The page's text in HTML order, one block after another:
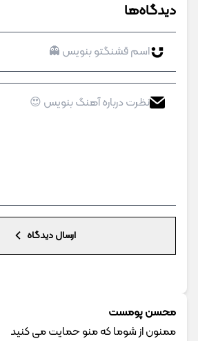
دیدگاه‌ها
ارسال دیدگاه
محسن پومست
ممنون از شوما که منو حمایت می کنید